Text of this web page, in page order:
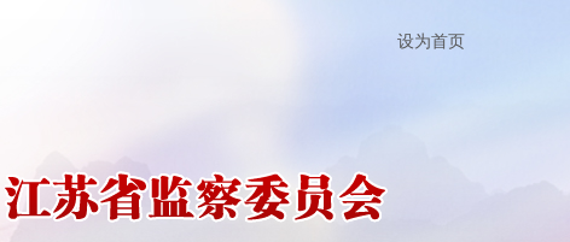
设为首页